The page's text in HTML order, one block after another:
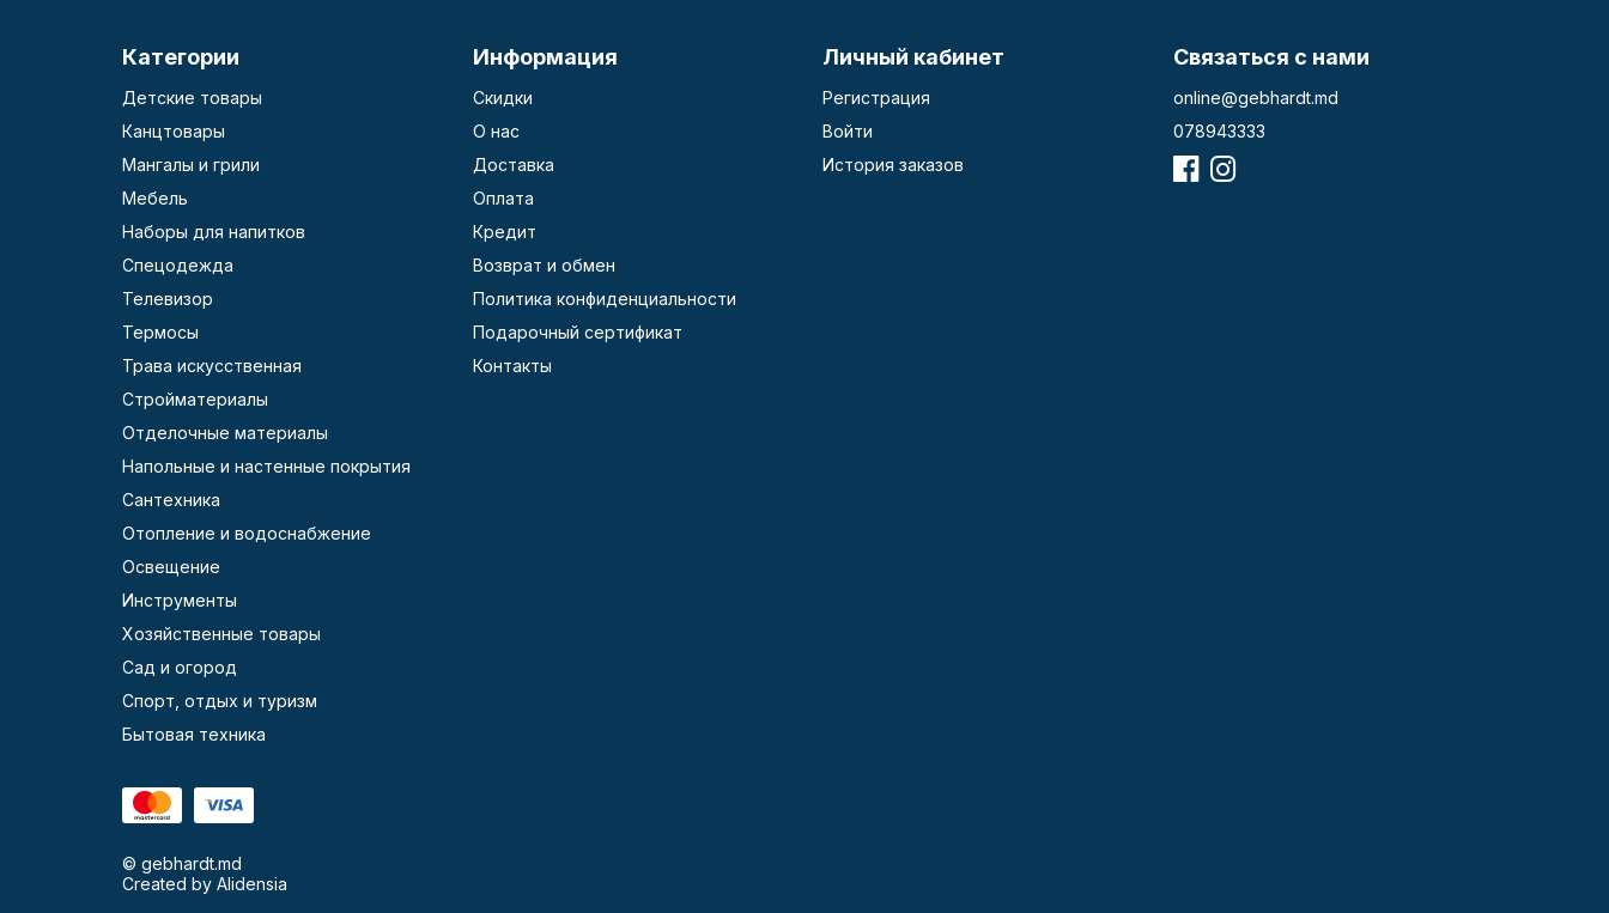
Категории
Детские товары
Канцтовары
Мангалы и грили
Мебель
Наборы для напитков
Спецодежда
Телевизор
Термосы
Трава искусственная
Стройматериалы
Отделочные материалы
Напольные и настенные покрытия
Сантехника
Отопление и водоснабжение
Освещение
Инструменты
Хозяйственные товары
Сад и огород
Спорт, отдых и туризм
Бытовая техника
Информация
Скидки
О нас
Доставка
Оплата
Кредит
Возврат и обмен
Политика конфиденциальности
Подарочный сертификат
Контакты
Личный кабинет
Регистрация
Войти
История заказов
Связаться с нами
online@gebhardt.md
078943333
© gebhardt.md
Created by Alidensia